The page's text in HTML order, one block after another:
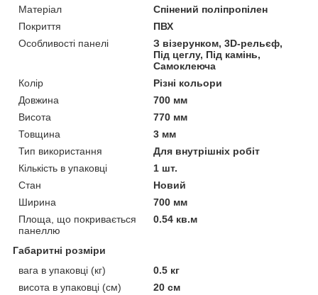
Матеріал
Спінений поліпропілен
Покриття
ПВХ
Особливості панелі
З візерунком, 3D-рельєф,
Під цеглу, Під камінь,
Самоклеюча
Колір
Різні кольори
Довжина
700 мм
Висота
770 мм
Товщина
3 мм
Тип використання
Для внутрішніх робіт
Кількість в упаковці
1 шт.
Стан
Новий
Ширина
700 мм
Площа, що покривається
панеллю
0.54 кв.м
Габаритні розміри
вага в упаковці (кг)
0.5 кг
висота в упаковці (см)
20 см